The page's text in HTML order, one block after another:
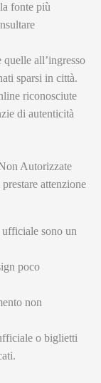
fonte più
quelle all’ingresso
sparsi in città.
riconosciute
di autenticità
Autorizzate
attenzione
sono un
poco
non
o biglietti